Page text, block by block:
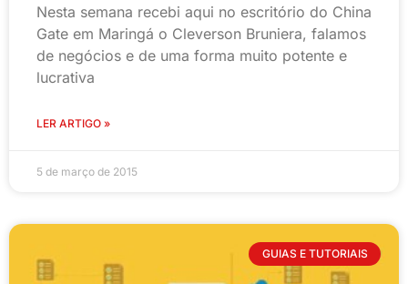
Nesta semana recebi aqui no escritório do China
Gate em Maringá o Cleverson Bruniera, falamos
de negócios e de uma forma muito potente e
lucrativa
LER ARTIGO »
5 de março de 2015
GUIAS E TUTORIAIS